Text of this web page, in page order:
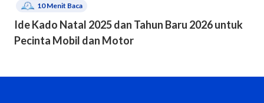
10Menit Baca
Ide Kado Natal 2025 dan Tahun Baru 2026 untuk
Pecinta Mobil dan Motor